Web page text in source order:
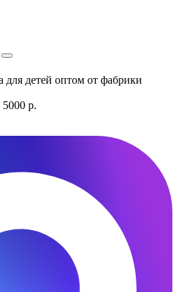
для детей оптом от фабрики
р.